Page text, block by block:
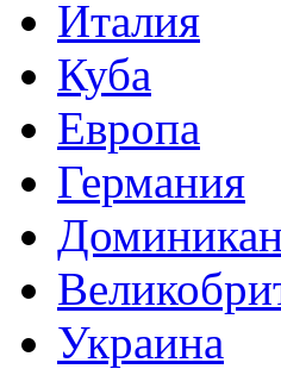
Италия
Куба
Европа
Германия
Украина